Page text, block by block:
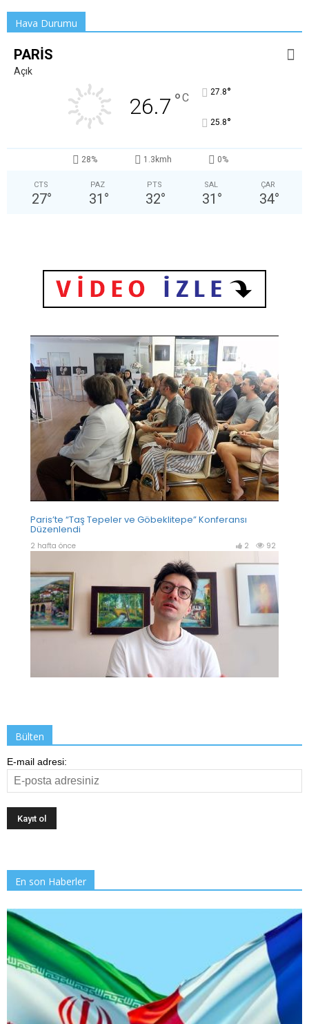
Hava Durumu
PARIS
Açık
26.7 °C 27.8°
25.8°
28% 1.3kmh 0%
CTS
27°
PAZ
31 °
PTS
32°
SAL
31 °
ÇAR
34°
Bülten
E-mail adresi:
En son Haberler